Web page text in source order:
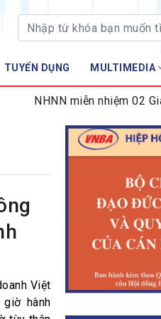
TUYỂN DỤNG MULTIMEDIA
ĐÀO TẠO -
Tập huấn
NHNN miễn nhiệm 02
Việt
hành